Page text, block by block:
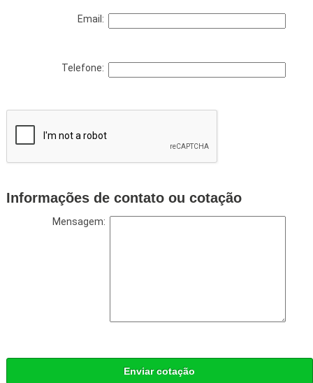
Email:
Telefone:
Informações de contato ou cotação
Mensagem:
Enviar cotação